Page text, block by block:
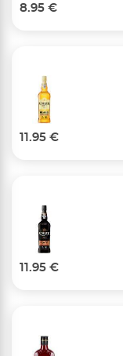
8.95 €
11.95 €
11.95 €